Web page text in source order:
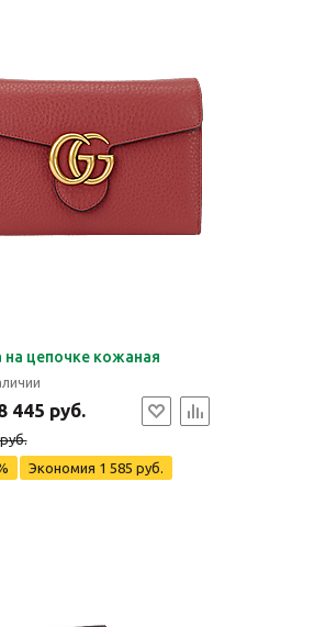
на цепочке кожаная
445 руб.
Экономия 1 585 руб.